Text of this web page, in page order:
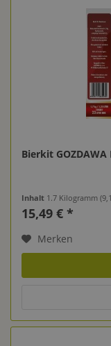
Bierkit
Inhalt 1.7 Kilogramm
15,49 € *
Merken